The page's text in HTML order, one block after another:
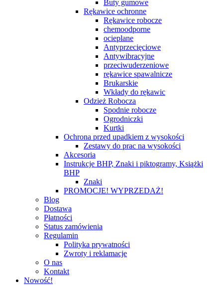
Buty gumowe
Rękawice ochronne
Rękawice robocze
chemoodporne
ocieplane
Antyprzecięciowe
Antywibracyjne
przeciwuderzeniowe
rękawice spawalnicze
Brukarskie
Wkłady do rękawic
Odzież Robocza
Spodnie robocze
Ogrodniczki
Kurtki
Ochrona przed upadkiem z wysokości
Zestawy do prac na wysokości
Akcesoria
Instrukcje BHP, Znaki i piktogramy, Książki
BHP
Znaki
PROMOCJE! WYPRZEDAŻ!
Blog
Dostawa
Płatności
Status zamówienia
Regulamin
Polityka prywatności
Zwroty i reklamacje
O nas
Kontakt
Nowość!